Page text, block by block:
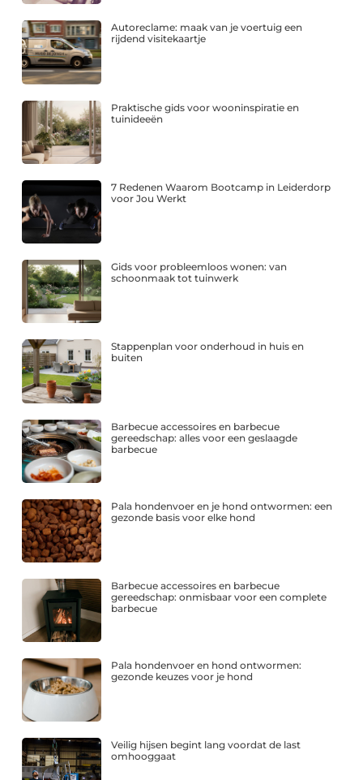
Autoreclame: maak van je voertuig een
rijdend visitekaartje
Praktische gids voor wooninspiratie en
tuinideeën
7 Redenen Waarom Bootcamp in Leiderdorp
voor Jou Werkt
Gids voor probleemloos wonen: van
schoonmaak tot tuinwerk
Stappenplan voor onderhoud in huis en
buiten
Barbecue accessoires en barbecue
gereedschap: alles voor een geslaagde
barbecue
Pala hondenvoer en je hond ontwormen: een
gezonde basis voor elke hond
Barbecue accessoires en barbecue
gereedschap: onmisbaar voor een complete
barbecue
Pala hondenvoer en hond ontwormen:
gezonde keuzes voor je hond
Veilig hijsen begint lang voordat de last
omhooggaat